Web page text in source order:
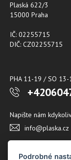
Plaská 622/3
15000 Praha
IČ: 02255715
DIČ: CZ02255715
PHA 11-19 / SO
Napište nám
info@plaska.cz
Podrobné